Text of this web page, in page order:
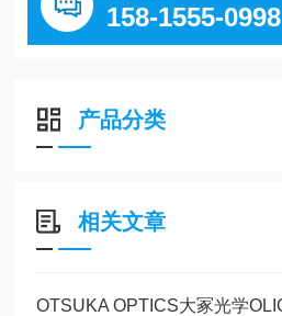
158-1555-0998
产品分类
相关文章